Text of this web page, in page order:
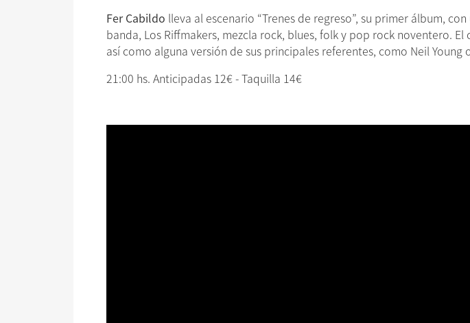
Fer Cabildo lleva al escenario “Trenes de regreso”, su primer álbum,
banda, Los Riffmakers, mezcla rock, blues, folk y pop rock noventero.
así como alguna versión de sus principales referentes, como Neil Young
21:00 hs. Anticipadas 12€ - Taquilla 14€